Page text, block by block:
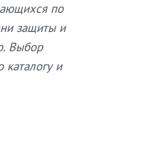
по
защиты и
Выбор
и